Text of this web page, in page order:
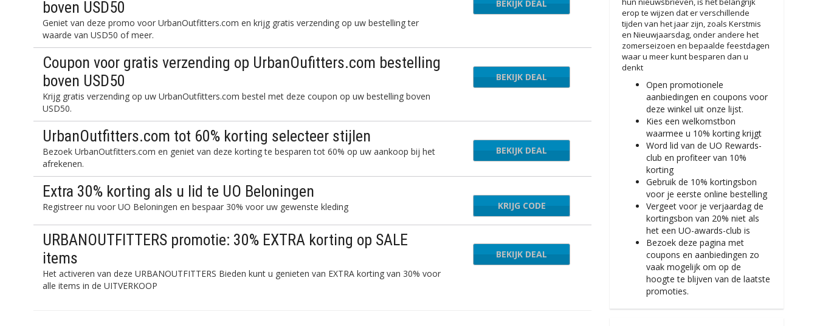
boven USD50
Geniet van deze promo voor UrbanOutfitters.com en krijg gratis verzending op uw bestelling ter
waarde van USD50 of meer.
BEKIJK DEAL
Coupon voor gratis verzending op UrbanOufitters.com bestelling
boven USD50
Krijg gratis verzending op uw UrbanOutfitters.com bestel met deze coupon op uw bestelling boven
USD50.
BEKIJK DEAL
UrbanOutfitters.com tot 60% korting selecteer stijlen
Bezoek UrbanOutfitters.com en geniet van deze korting te besparen tot 60% op uw aankoop bij het
afrekenen.
BEKIJK DEAL
Extra 30% korting als u lid te UO Beloningen
Registreer nu voor UO Beloningen en bespaar 30% voor uw gewenste kleding EONSALE
KRIJG CODE
URBANOUTFITTERS promotie: 30% EXTRA korting op SALE
items
Het activeren van deze URBANOUTFITTERS Bieden kunt u genieten van EXTRA korting van 30% voor
alle items in de UITVERKOOP
BEKIJK DEAL
erop te wijzen dat er verschillende
tijden van het jaar zijn, zoals Kerstmis
en Nieuwjaarsdag, onder andere het
zomerseizoen en bepaalde feestdagen
waar u meer kunt besparen dan u
denkt
Open promotionele
aanbiedingen en coupons voor
deze winkel uit onze lijst.
Kies een welkomstbon
waarmee u 10% korting krijgt
Word lid van de UO Rewards-
club en profiteer van 10%
korting
Gebruik de 10% kortingsbon
voor je eerste online bestelling
Vergeet voor je verjaardag de
kortingsbon van 20% niet als
het een UO-awards-club is
Bezoek deze pagina met
coupons en aanbiedingen zo
vaak mogelijk om op de
hoogte te blijven van de laatste
promoties.